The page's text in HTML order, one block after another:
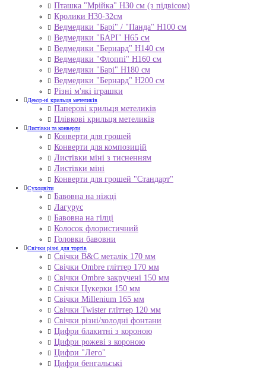
Пташка "Мрійка" Н30 см (з підвісом)
Кролики Н30-32см
Ведмедики "Барі" / "Панда" Н100 см
Ведмедики "БАРІ" Н65 см
Ведмедики "Бернард" Н140 см
Ведмедики "Флоппі" Н160 см
Ведмедики "Барі" Н180 см
Ведмедики "Бернард" Н200 см
Різні м'які іграшки
Декор-ні крильця метеликів
Паперові крильця метеликів
Плівкові крильця метеликів
Листівки та конверти
Конверти для грошей
Конверти для композицій
Листівки міні з тисненням
Листівки міні
Конверти для грошей "Стандарт"
Сухоцвіти
Бавовна на ніжці
Лагурус
Бавовна на гілці
Колосок флористичний
Головки бавовни
Свічки різні для тортів
Свічки B&C металік 170 мм
Свічки Ombre гліттер 170 мм
Свічки Ombre закручені 150 мм
Свічки Цукерки 150 мм
Свічки Millenium 165 мм
Свічки Twister гліттер 120 мм
Свічки різні/холодні фонтани
Цифри блакитні з короною
Цифри рожеві з короною
Цифри "Лего"
Цифри бенгальські